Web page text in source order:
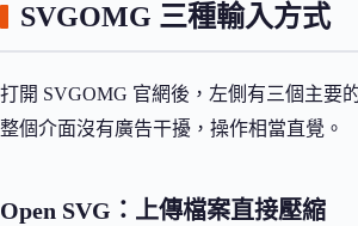
SVGOMG 三種輸入方式
打開 SVGOMG 官網後，左側有三個主要
整個介面沒有廣告干擾，操作相當直覺。
Open SVG：上傳檔案直接壓縮